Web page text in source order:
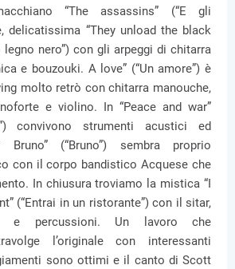
“The assassins” (“E gli
delicatissima “They unload the black
legno nero”) con gli arpeggi di chitarra
e bouzouki. A love” (“Un amore”) è
molto retrò con chitarra manouche,
e violino. In “Peace and war”
convivono strumenti acustici ed
Bruno” (“Bruno”) sembra proprio
con il corpo bandistico Acquese che
In chiusura troviamo la mistica “I
(“Entrai in un ristorante”) con il sitar,
e percussioni. Un lavoro che
l’originale con interessanti
sono ottimi e il canto di Scott